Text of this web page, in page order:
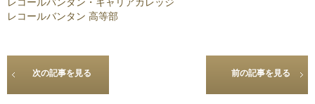
レコールバンタン・キャリアカレッジ
レコールバンタン 高等部
次の記事を見る 前の記事を見る